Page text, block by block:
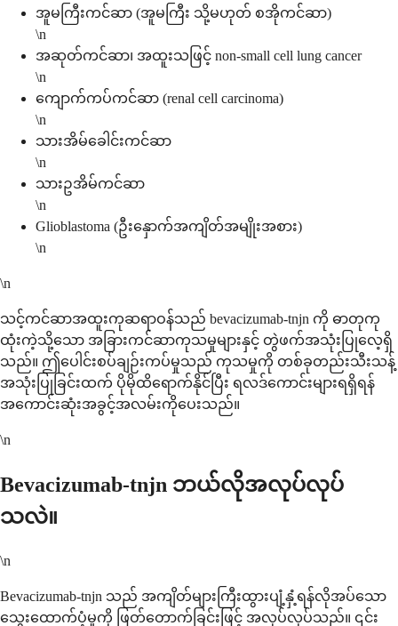
အူမကြီးကင်ဆာ (အူမကြီး သို့မဟုတ် စအိုကင်ဆာ)
\n
အဆုတ်ကင်ဆာ၊ အထူးသဖြင့် non-small cell lung cancer
\n
ကျောက်ကပ်ကင်ဆာ (renal cell carcinoma)
\n
သားအိမ်ခေါင်းကင်ဆာ
\n
သားဥအိမ်ကင်ဆာ
\n
Glioblastoma (ဦးနှောက်အကျိတ်အမျိုးအစား)
\n
\n
သင့်ကင်ဆာအထူးကုဆရာဝန်သည် bevacizumab-tnjn ကို ဓာတုကု
ထုံးကဲ့သို့သော အခြားကင်ဆာကုသမှုများနှင့် တွဲဖက်အသုံးပြုလေ့ရှိ
သည်။ ဤပေါင်းစပ်ချဉ်းကပ်မှုသည် ကုသမှုကို တစ်ခုတည်းသီးသန့်
အသုံးပြုခြင်းထက် ပိုမိုထိရောက်နိုင်ပြီး ရလဒ်ကောင်းများရရှိရန်
အကောင်းဆုံးအခွင့်အလမ်းကိုပေးသည်။
\n
Bevacizumab-tnjn ဘယ်လိုအလုပ်လုပ်
သလဲ။
\n
Bevacizumab-tnjn သည် အကျိတ်များကြီးထွားပျံ့နှံ့ရန်လိုအပ်သော
သွေးထောက်ပံ့မှုကို ဖြတ်တောက်ခြင်းဖြင့် အလုပ်လုပ်သည်။ ၎င်း